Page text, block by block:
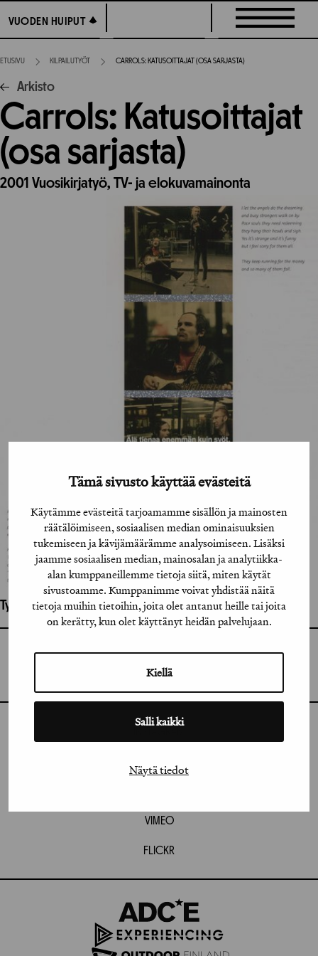
Tämä sivusto käyttää evästeitä
Käytämme evästeitä tarjoamamme sisällön ja mainosten
räätälöimiseen, sosiaalisen median ominaisuuksien
tukemiseen ja kävijämäärämme analysoimiseen. Lisäksi
jaamme sosiaalisen median, mainosalan ja analytiikka-
alan kumppaneillemme tietoja siitä, miten käytät
sivustoamme. Kumppanimme voivat yhdistää näitä
tietoja muihin tietoihin, joita olet antanut heille tai joita
on kerätty, kun olet käyttänyt heidän palvelujaan.
Kiellä
Salli kaikki
Näytä tiedot
suoraan
sisältöön
VUODEN HUIPUT
VUODEN HUIPUT
ETUSIVU KILPAILUTYÖT CARROLS: KATUSOITTAJAT (OSA SARJASTA)
Arkisto
Carrols: Katusoittajat
(osa sarjasta)
2001 Vuosikirjatyö, TV- ja elokuvamainonta
Työhön osallistuneet henkilöt / tahot:
VIMEO
FLICKR